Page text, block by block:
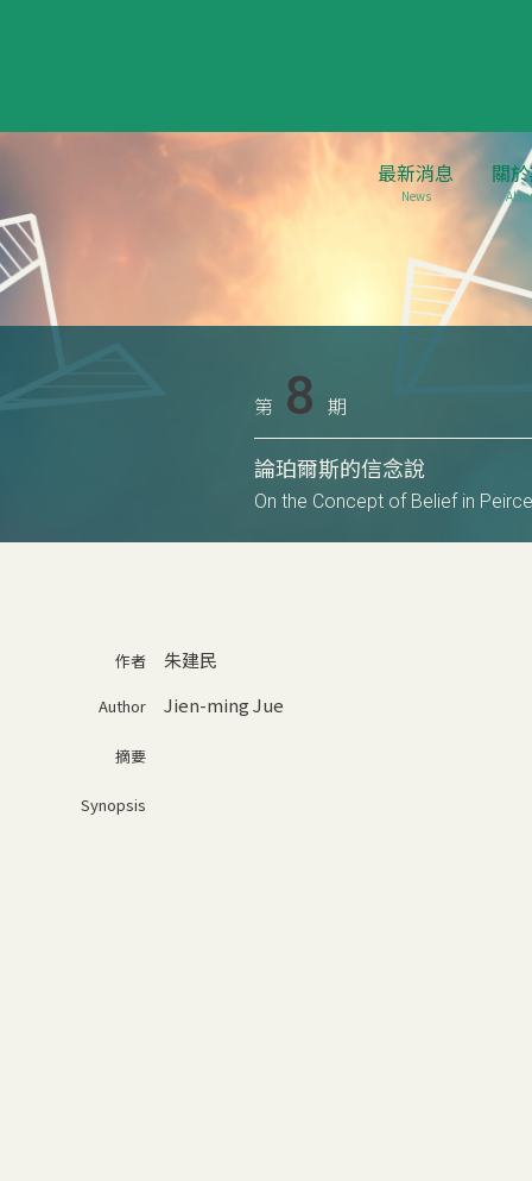
最新消息
News
關
第 8 期
論珀爾斯的信念說
On the Concept of Belief in
作者 朱建民
Author Jien-ming Jue
摘要
Synopsis